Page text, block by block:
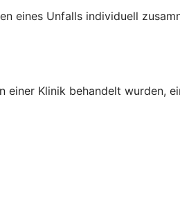
eines Unfalls individuell
Klinik behandelt wurden,